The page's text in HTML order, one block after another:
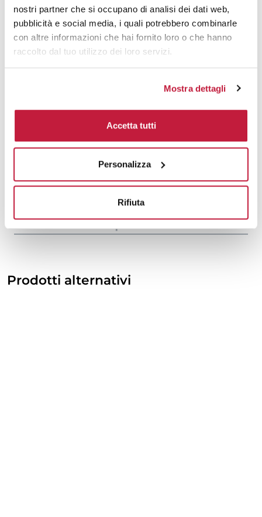
nostri partner che si occupano di analisi dei dati web,
pubblicità e social media, i quali potrebbero combinarle
con altre informazioni che hai fornito loro o che hanno
raccolto dal tuo utilizzo dei loro servizi.
Mostra dettagli
Accetta tutti
Personalizza
Rifiuta
1500 € 8,43 € 9,25
2000 € 8,28
€ 8,18
Tecniche di stampa
Domande e risposte
Prodotti alternativi